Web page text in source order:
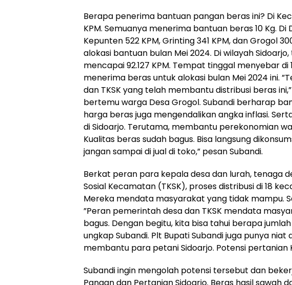
Berapa penerima bantuan pangan beras ini? Di
KPM. Semuanya menerima bantuan beras 10 Kg. Di
Kepunten 522 KPM, Grinting 341 KPM, dan Grogol
alokasi bantuan bulan Mei 2024. Di wilayah
mencapai 92.127 KPM. Tempat tinggal menyebar
menerima beras untuk alokasi bulan Mei 2024 ini.
dan TKSK yang telah membantu distribusi beras
bertemu warga Desa Grogol. Subandi berharap
harga beras juga mengendalikan angka inflasi.
di Sidoarjo. Terutama, membantu perekonomian
Kualitas beras sudah bagus. Bisa langsung
jangan sampai di jual di toko,” pesan Subandi.
Berkat peran para kepala desa dan lurah, tenaga
Sosial Kecamatan (TKSK), proses distribusi di 18
Mereka mendata masyarakat yang tidak mampu.
”Peran pemerintah desa dan TKSK mendata
bagus. Dengan begitu, kita bisa tahui berapa
ungkap Subandi. Plt Bupati Subandi juga punya
membantu para petani Sidoarjo. Potensi pertanian
Subandi ingin mengolah potensi tersebut dan
Pangan dan Pertanian Sidoarjo. Beras hasil sawah